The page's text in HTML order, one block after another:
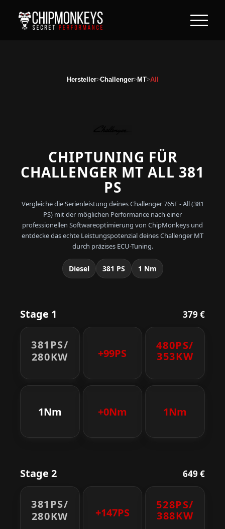
Hersteller>Challenger>MT>All
CHIPTUNING FÜR
CHALLENGER MT ALL 381
PS
Vergleiche die Serienleistung deines Challenger 765E - All (381
PS) mit der möglichen Performance nach einer
professionellen Softwareoptimierung von ChipMonkeys und
entdecke das echte Leistungspotenzial deines Challenger MT
durch präzises ECU-Tuning.
Diesel 381 PS 1 Nm
Stage 1 379 €
381PS/
280KW
+99PS
480PS/
353KW
1Nm +0Nm 1Nm
Stage 2 649 €
381PS/
280KW
+147PS
528PS/
388KW